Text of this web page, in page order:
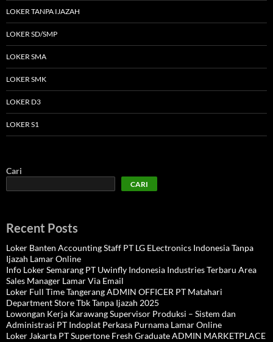
LOKER TANPA IJAZAH
LOKER SD/SMP
LOKER SMA
LOKER SMK
LOKER D3
LOKER S1
Cari
CARI
Recent Posts
Loker Banten Accounting Staff PT LG ELectronics Indonesia Tanpa
Ijazah Lamar Online
Info Loker Semarang PT Uwinfly Indonesia Industries Terbaru Area
Sales Manager Lamar Via Email
Loker Full Time Tangerang ADMIN OFFICER PT Matahari
Department Store Tbk Tanpa Ijazah 2025
Lowongan Kerja Karawang Supervisor Produksi – Sistem dan
Administrasi PT Indoplat Perkasa Purnama Lamar Online
Loker Jakarta PT Supertone Fresh Graduate ADMIN MARKETPLACE